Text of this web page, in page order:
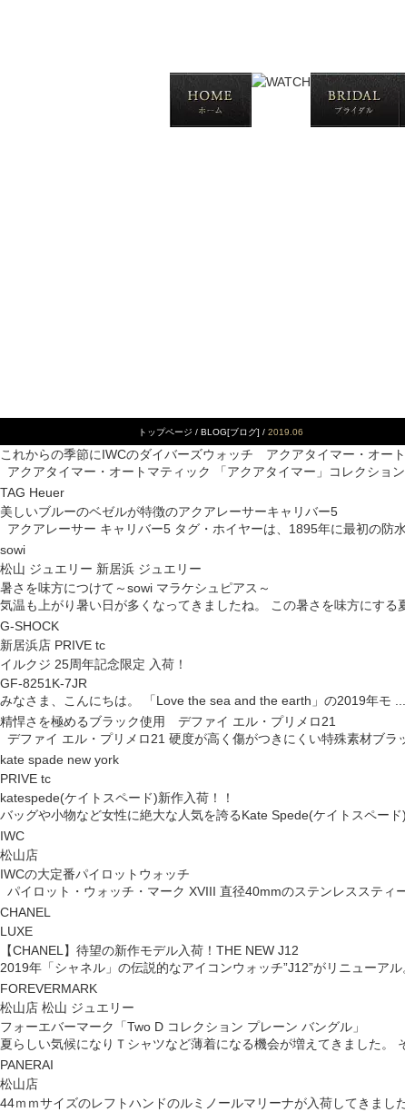
トップページ / BLOG[ブログ] / 2019.06
これからの季節にIWCのダイバーズウォッチ アクアタイマー・オー
アクアタイマー・オートマティック 「アクアタイマー」コレクショ
TAG Heuer
美しいブルーのベゼルが特徴のアクアレーサーキャリバー5
アクアレーサー キャリバー5 タグ・ホイヤーは、1895年に最初の防
sowi
松山 ジュエリー 新居浜 ジュエリー
暑さを味方につけて～sowi マラケシュピアス～
気温も上がり暑い日が多くなってきましたね。 この暑さを味方にす
G-SHOCK
新居浜店 PRIVE tc
イルクジ 25周年記念限定 入荷！
GF-8251K-7JR
みなさま、こんにちは。 「Love the sea and the earth」の2019年モ
精悍さを極めるブラック使用 デファイ エル・プリメロ21
デファイ エル・プリメロ21 硬度が高く傷がつきにくい特殊素材ブラ
kate spade new york
PRIVE tc
katespede(ケイトスペード)新作入荷！！
バッグや小物など女性に絶大な人気を誇るKate Spede(ケイトスペー
IWC
松山店
IWCの大定番パイロットウォッチ
パイロット・ウォッチ・マーク XVIII 直径40mmのステンレススティ
CHANEL
LUXE
【CHANEL】待望の新作モデル入荷！THE NEW J12
2019年「シャネル」の伝説的なアイコンウォッチ”J12”がリニューア
FOREVERMARK
松山店 松山 ジュエリー
フォーエバーマーク「Two D コレクション プレーン バングル」
夏らしい気候になりＴシャツなど薄着になる機会が増えてきました。
PANERAI
松山店
44ｍｍサイズのレフトハンドのルミノールマリーナが入荷してきまし